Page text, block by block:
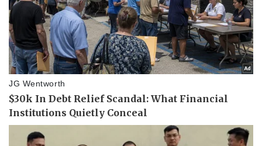
Sản phụ khoa
Nhi khoa
Nam khoa
Làm đẹp - giảm cân
Phòng mạch online
Ăn sạch sống khỏe
Tình yêu - Gia đình